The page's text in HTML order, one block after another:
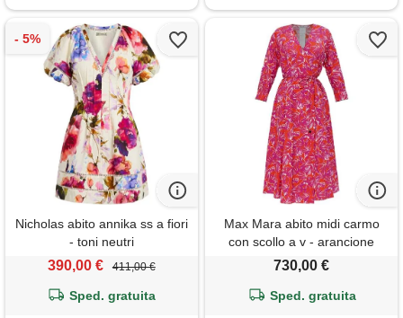
Nicholas abito annika ss a fiori
- toni neutri
390,00 € 411,00 €
Sped. gratuita
Max Mara abito midi carmo
con scollo a v - arancione
730,00 €
Sped. gratuita